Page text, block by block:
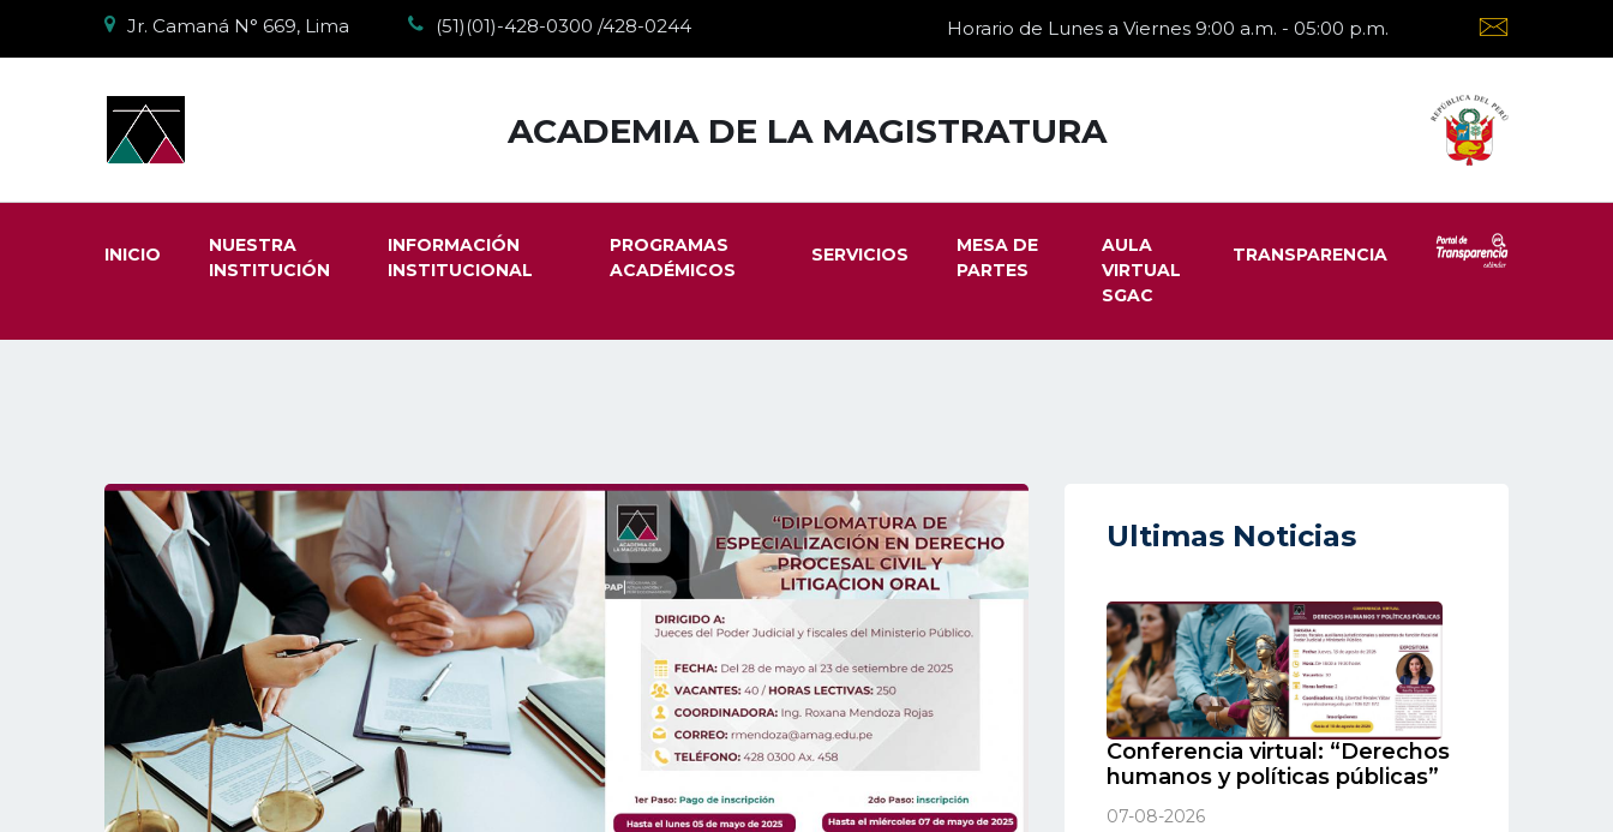
Jr. Camaná N° 669, Lima (51)(01)-428-0300 /428-0244 Horario de Lunes a Viernes 9:00 a.m. - 05:00 p.m.
ACADEMIA DE LA MAGISTRATURA
INICIO
NUESTRA
INSTITUCIÓN
INFORMACIÓN
INSTITUCIONAL
PROGRAMAS
ACADÉMICOS
SERVICIOS
MESA DE
PARTES
AULA
VIRTUAL
SGAC
TRANSPARENCIA
Ultimas Noticias
Conferencia virtual: “Derechos
humanos y políticas públicas”
07-08-2026